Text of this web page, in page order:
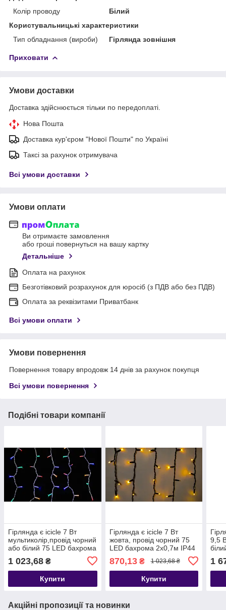
Колір проводу
Білий
Користувальницькі характеристики
Тип обладнання (вироби)
Гірлянда зовнішня
Приховати
Умови доставки
Доставка здійснюється тільки по передоплаті.
Нова Пошта
Доставка кур'єром "Нової Пошти" по Україні
Таксі за рахунок отримувача
Всі умови доставки
Умови оплати
Ви отримаєте замовлення
або гроші повернуться на вашу картку
Детальніше
Оплата на рахунок
Безготівковий розрахунок для юросіб (з ПДВ або без ПДВ)
Оплата за реквізитами Приватбанк
Всі умови оплати
Умови повернення
Повернення товару впродовж 14 днів за рахунок покупця
Всі умови повернення
Подібні товари компанії
Гірлянда є icicle 7 Вт
мультиколір,провід чорний
або білий 75 LED бахрома
(90012956)
1 023,68 ₴
Купити
Гірлянда є icicle 7 Вт
жовта, провід чорний 75
LED бахрома 2x0,7м IP44
870,13₴ 1 023,68 ₴
Купити
9,5
1
Акційні пропозиції та новинки